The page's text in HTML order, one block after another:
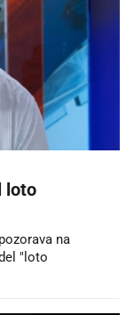
loto
na
"loto